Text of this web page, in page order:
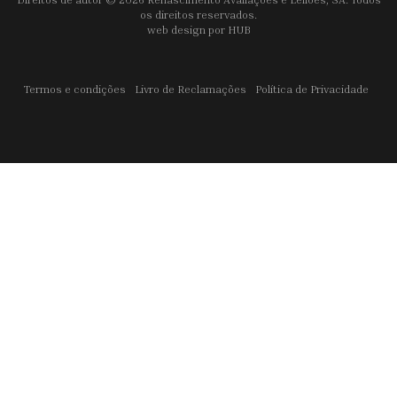
os direitos reservados.
web design por HUB
Termos e condições Livro de Reclamações Política de Privacidade